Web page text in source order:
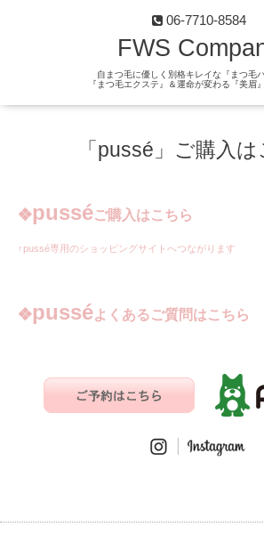
06-7710-8584
FWS
自まつ毛に優しく別格キレイな『まつ毛
『まつ毛エクステ』＆運命が変わる『美眉
「pussé」ご購入
❖pusséご購入はこちら
↑pussé専用のショッピングサイトへつながります
❖pusséよくあるご質問はこちら